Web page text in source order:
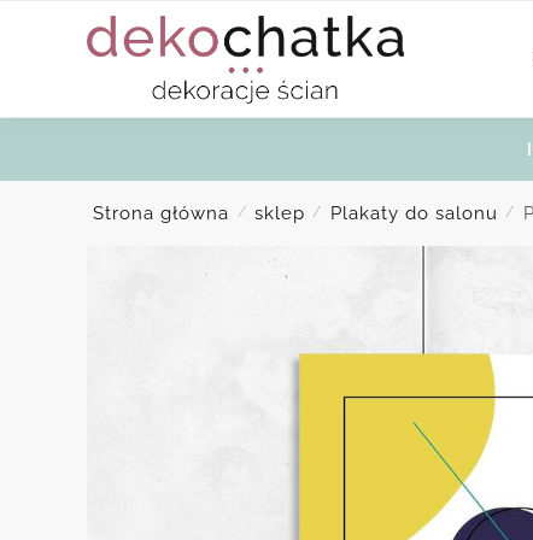
Strona główna / sklep / Plakaty do salonu /